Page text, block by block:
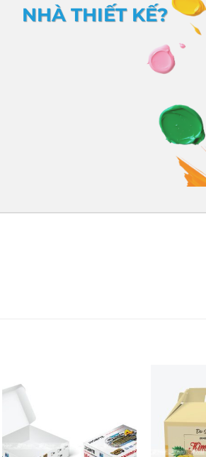
NHÀ THIẾT KẾ?